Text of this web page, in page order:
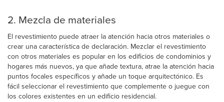
2. Mezcla de materiales
El revestimiento puede atraer la atención hacia otros materiales o
crear una característica de declaración. Mezclar el revestimiento
con otros materiales es popular en los edificios de condominios y
hogares más nuevos, ya que añade textura, atrae la atención hacia
puntos focales específicos y añade un toque arquitectónico. Es
fácil seleccionar el revestimiento que complemente o juegue con
los colores existentes en un edificio residencial.